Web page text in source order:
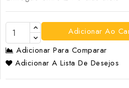
Adicionar Ao
Adicionar Para Comparar
Adicionar A Lista De Desejos